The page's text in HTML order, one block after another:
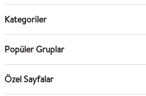
Kategoriler
Popüler Gruplar
Özel Sayfalar